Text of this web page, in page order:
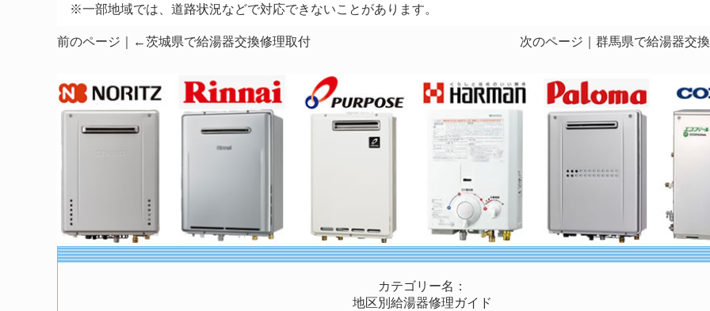
※一部地域では、道路状況などで対応できないことがあります。
前のページ｜←茨城県で給湯器交換修理取付 次のページ｜ 群馬県で給湯器交
カテゴリー名：
地区別給湯器修理ガイド